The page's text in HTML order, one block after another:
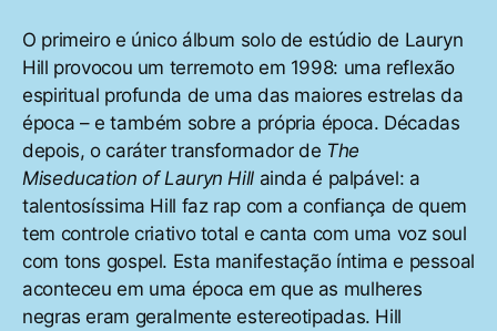
O primeiro e único álbum solo de estúdio de Lauryn
Hill provocou um terremoto em 1998: uma reflexão
espiritual profunda de uma das maiores estrelas da
época – e também sobre a própria época. Décadas
depois, o caráter transformador de The
Miseducation of Lauryn Hillainda é palpável: a
talentosíssima Hill faz rap com a confiança de quem
tem controle criativo total e canta com uma voz soul
com tons gospel. Esta manifestação íntima e pessoal
aconteceu em uma época em que as mulheres
negras eram geralmente estereotipadas. Hill